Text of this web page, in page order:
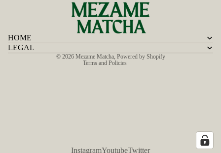
HOME
LEGAL
© 2026 Mezame Matcha, Powered by Shopify
Terms and Policies
Privacy policy
Terms of service
Shipping policy
InstagramYoutubeTwitter